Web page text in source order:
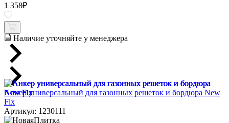
1 358₽
Наличие уточняйте у менеджера
Анкер универсальный для газонных решеток и бордюра New
Fix
Артикул: 1230111